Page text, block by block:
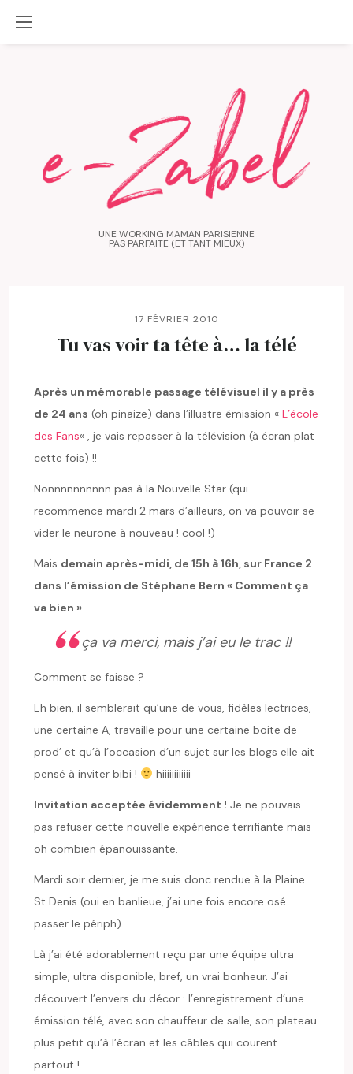
UNE WORKING MAMAN PARISIENNE
PAS PARFAITE (ET TANT MIEUX)
17 FÉVRIER 2010
Tu vas voir ta tête à… la télé
Après un mémorable passage télévisuel il y a près
de 24 ans (oh pinaize) dans l’illustre émission «L’école
des Fans« , je vais repasser à la télévision (à écran plat
cette fois) !!
Nonnnnnnnnnn pas à la Nouvelle Star (qui
recommence mardi 2 mars d’ailleurs, on va pouvoir se
vider le neurone à nouveau ! cool !)
Mais demain après-midi, de 15h à 16h, sur France 2
dans l’émission de Stéphane Bern « Comment ça
va bien ».
ça va merci, mais j’ai eu le trac !!
Comment se faisse ?
Eh bien, il semblerait qu’une de vous, fidèles lectrices,
une certaine A, travaille pour une certaine boite de
prod’ et qu’à l’occasion d’un sujet sur les blogs elle ait
pensé à inviter bibi !
hiiiiiiiiiiii
Invitation acceptée évidemment ! Je ne pouvais
pas refuser cette nouvelle expérience terrifiante mais
oh combien épanouissante.
Mardi soir dernier, je me suis donc rendue à la Plaine
St Denis (oui en banlieue, j’ai une fois encore osé
passer le périph).
Là j’ai été adorablement reçu par une équipe ultra
simple, ultra disponible, bref, un vrai bonheur. J’ai
découvert l’envers du décor : l’enregistrement d’une
émission télé, avec son chauffeur de salle, son plateau
plus petit qu’à l’écran et les câbles qui courent
partout !